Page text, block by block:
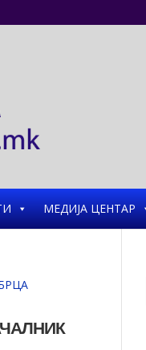
МЕДИЈА ЦЕНТАР